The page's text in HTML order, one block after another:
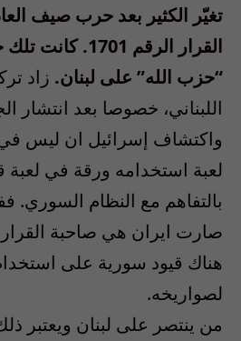
القرار الرقم
“حزب الله” على لبنان. زاد
اللبناني، خصوصا بعد
واكتشاف إسرائيل ان ليس في
لعبة استخدامه ورقة في لعبة
بالتفاهم مع النظام السوري.
صارت ايران هي صاحبة
هناك قيود سورية على
لصواريخه.
من ينتصر على لبنان ويعتبر